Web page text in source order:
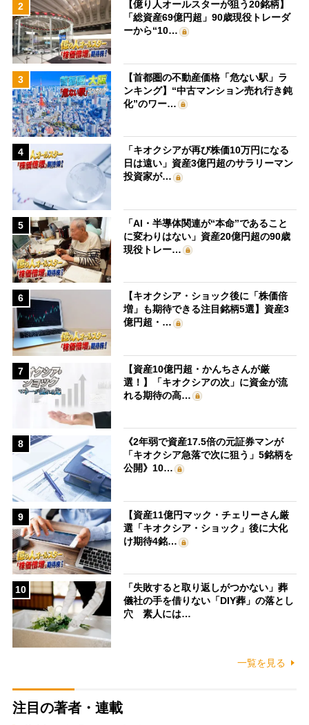
2
【億り人オールスターが狙う20銘柄】
「総資産69億円超」90歳現役トレーダ
ーから“10…
3
【首都圏の不動産価格「危ない駅」ラ
ンキング】“中古マンション売れ行き鈍
化”のワー…
4
「キオクシアが再び株価10万円になる
日は遠い」資産3億円超のサラリーマン
投資家が…
5
「AI・半導体関連が“本命”であること
に変わりはない」資産20億円超の90歳
現役トレー…
6
【キオクシア・ショック後に「株価倍
増」も期待できる注目銘柄5選】資産3
億円超・…
7
【資産10億円超・かんちさんが厳
選！】「キオクシアの次」に資金が流
れる期待の高…
8
《2年弱で資産17.5倍の元証券マンが
「キオクシア急落で次に狙う」5銘柄を
公開》10…
9
【資産11億円マック・チェリーさん厳
選「キオクシア・ショック」後に大化
け期待4銘…
10
「失敗すると取り返しがつかない」葬
儀社の手を借りない「DIY葬」の落とし
穴 素人には…
一覧を見る
注目の著者・連載